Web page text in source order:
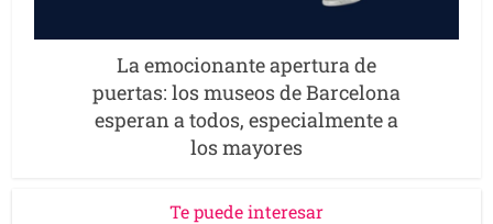
La emocionante apertura de
puertas: los museos de Barcelona
esperan a todos, especialmente a
los mayores
Te puede interesar